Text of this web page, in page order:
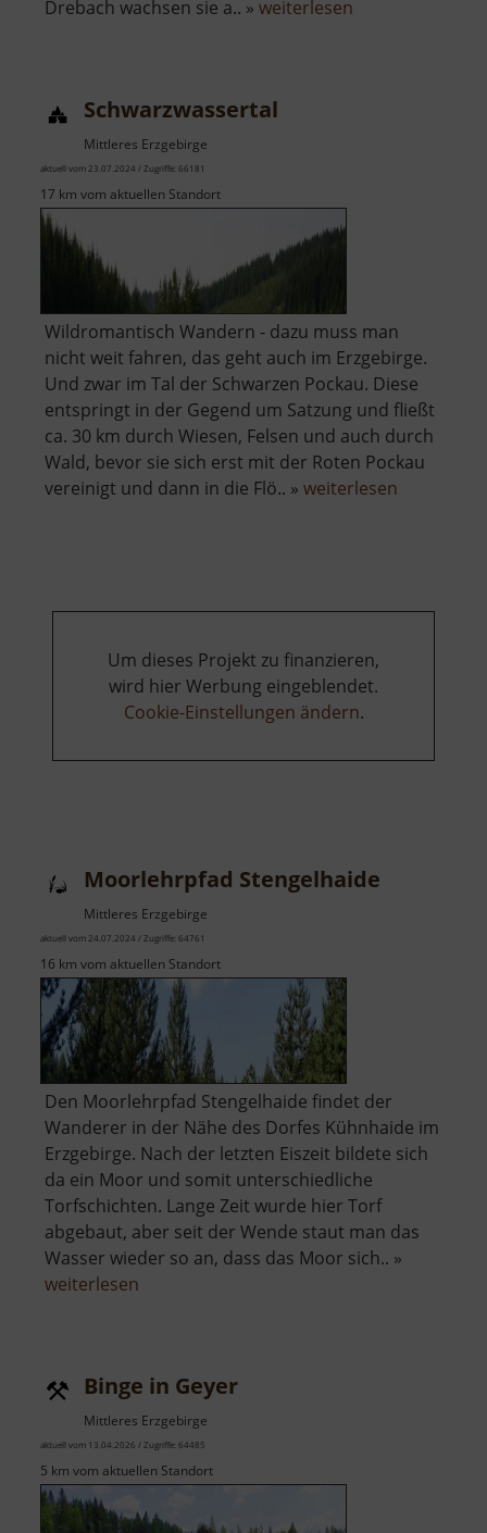
Drebach wachsen sie a.. » weiterlesen
Schwarzwassertal
Mittleres Erzgebirge
aktuell vom 23.07.2024 / Zugriffe: 66181
17 km vom aktuellen Standort
Wildromantisch Wandern - dazu muss man
nicht weit fahren, das geht auch im Erzgebirge.
Und zwar im Tal der Schwarzen Pockau. Diese
entspringt in der Gegend um Satzung und fließt
ca. 30 km durch Wiesen, Felsen und auch durch
Wald, bevor sie sich erst mit der Roten Pockau
vereinigt und dann in die Flö.. » weiterlesen
Um dieses Projekt zu finanzieren,
wird hier Werbung eingeblendet.
Cookie-Einstellungen ändern.
Moorlehrpfad Stengelhaide
Mittleres Erzgebirge
aktuell vom 24.07.2024 / Zugriffe: 64761
16 km vom aktuellen Standort
Den Moorlehrpfad Stengelhaide findet der
Wanderer in der Nähe des Dorfes Kühnhaide im
Erzgebirge. Nach der letzten Eiszeit bildete sich
da ein Moor und somit unterschiedliche
Torfschichten. Lange Zeit wurde hier Torf
abgebaut, aber seit der Wende staut man das
Wasser wieder so an, dass das Moor sich.. »
weiterlesen
Binge in Geyer
Mittleres Erzgebirge
aktuell vom 13.04.2026 / Zugriffe: 64485
5 km vom aktuellen Standort